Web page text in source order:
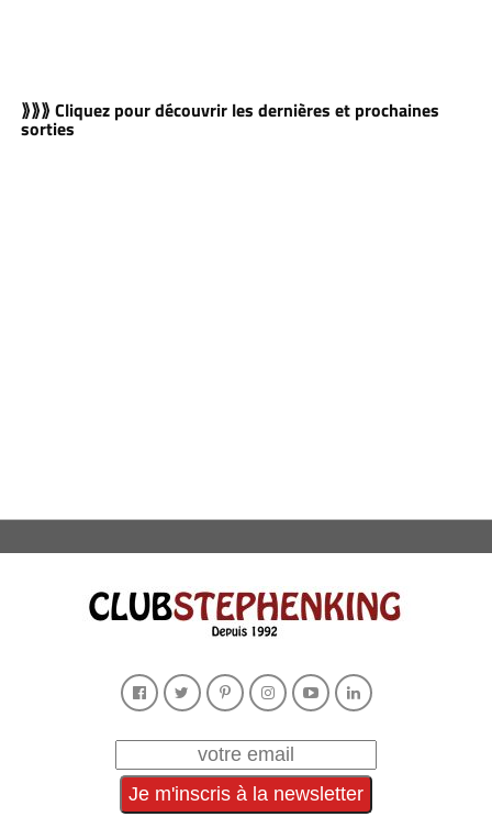
⟫⟫⟫ Cliquez pour découvrir les dernières et prochaines
sorties